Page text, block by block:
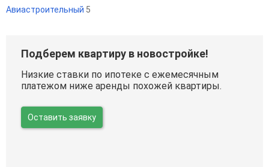
Авиастроительный 5
Подберем квартиру в новостройке!
Низкие ставки по ипотеке с ежемесячным
платежом ниже аренды похожей квартиры.
Оставить заявку